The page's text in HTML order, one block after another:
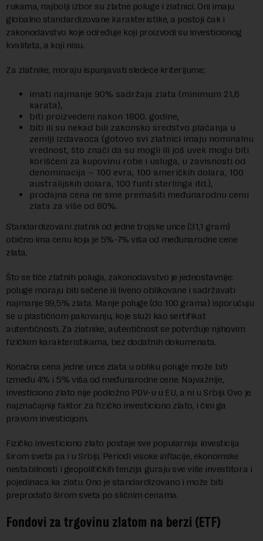
rukama, najbolji izbor su zlatne poluge i zlatnici. Oni imaju
globalno standardizovane karakteristike, a postoji čak i
zakonodavstvo koje određuje koji proizvodi su investicionog
kvaliteta, a koji nisu.
Za zlatnike, moraju ispunjavati sledeće kriterijume:
imati najmanje 90% sadržaja zlata (minimum 21,6
karata),
biti proizvedeni nakon 1800. godine,
biti ili su nekad bili zakonsko sredstvo plaćanja u
zemlji izdavaoca (gotovo svi zlatnici imaju nominalnu
vrednost, što znači da su mogli ili još uvek mogu biti
korišćeni za kupovinu robe i usluga, u zavisnosti od
denominacija – 100 evra, 100 američkih dolara, 100
australijskih dolara, 100 funti sterlinga itd.),
prodajna cena ne sme premašiti međunarodnu cenu
zlata za više od 80%.
Standardizovani zlatnik od jedne trojske unce (31,1 gram)
obično ima cenu koja je 5%-7% viša od međunarodne cene
zlata.
Što se tiče zlatnih poluga, zakonodavstvo je jednostavnije:
poluge moraju biti sečene ili liveno oblikovane i sadržavati
najmanje 99,5% zlata. Manje poluge (do 100 grama) isporučuju
se u plastičnom pakovanju, koje služi kao sertifikat
autentičnosti. Za zlatnike, autentičnost se potvrđuje njihovim
fizičkim karakteristikama, bez dodatnih dokumenata.
Konačna cena jedne unce zlata u obliku poluge može biti
između 4% i 5% viša od međunarodne cene. Najvažnije,
investiciono zlato nije podložno PDV-u u EU, a ni u Srbiji. Ovo je
najznačajniji faktor za fizičko investiciono zlato, i čini ga
pravom investicijom.
Fizičko investiciono zlato postaje sve popularnija investicija
širom sveta pa i u Srbiji. Periodi visoke inflacije, ekonomske
nestabilnosti i geopolitičkih tenzija guraju sve više investitora i
pojedinaca ka zlatu. Ono je standardizovano i može biti
preprodato širom sveta po sličnim cenama.
Fondovi za trgovinu zlatom na berzi (ETF)